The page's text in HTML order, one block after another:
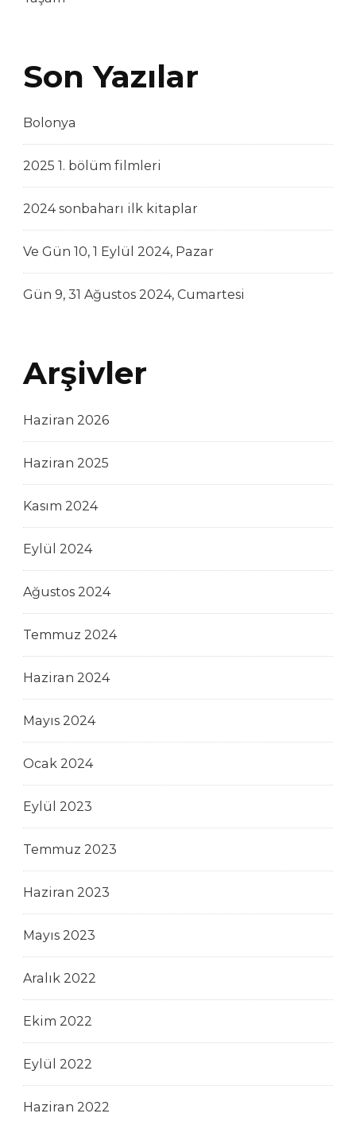
Son Yazılar
Bolonya
2025 1. bölüm filmleri
2024 sonbaharı ilk kitaplar
Ve Gün 10, 1 Eylül 2024, Pazar
Gün 9, 31 Ağustos 2024, Cumartesi
Arşivler
Haziran 2026
Haziran 2025
Kasım 2024
Eylül 2024
Ağustos 2024
Temmuz 2024
Haziran 2024
Mayıs 2024
Ocak 2024
Eylül 2023
Temmuz 2023
Haziran 2023
Mayıs 2023
Aralık 2022
Ekim 2022
Eylül 2022
Haziran 2022